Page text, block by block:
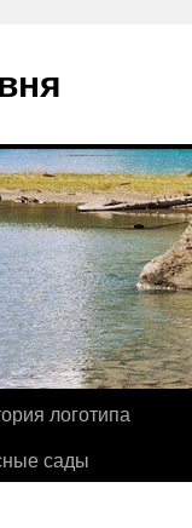
логотипа
сады